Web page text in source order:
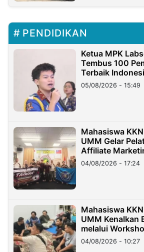
PENDIDIKAN
Ketua MPK
Tembus 100
Terbaik
05/08/2026 - 15:49
Mahasiswa
UMM Gelar
Affiliate
Migran
04/08/2026 - 17:24
Mahasiswa
UMM Kenalkan
melalui
di Taiwan
04/08/2026 - 10:27